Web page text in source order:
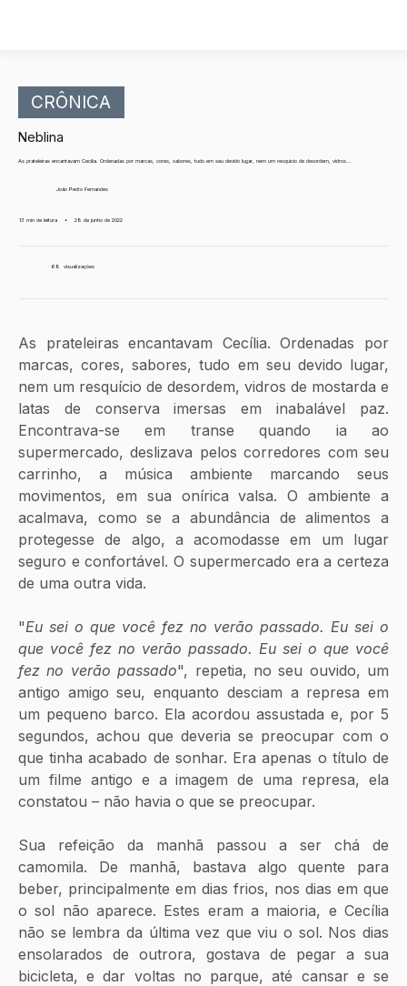
CRÔNICA
Neblina
As prateleiras encantavam Cecília. Ordenadas por marcas, cores, sabores, tudo em seu devido lugar, nem um resquício de desordem, vidros...
João Pedro Fernandes
13 min de leitura • 28 de junho de 2022
68 visualizações
As prateleiras encantavam Cecília. Ordenadas por
marcas, cores, sabores, tudo em seu devido lugar,
nem um resquício de desordem, vidros de mostarda e
latas de conserva imersas em inabalável paz.
Encontrava-se em transe quando ia ao
supermercado, deslizava pelos corredores com seu
carrinho, a música ambiente marcando seus
movimentos, em sua onírica valsa. O ambiente a
acalmava, como se a abundância de alimentos a
protegesse de algo, a acomodasse em um lugar
seguro e confortável. O supermercado era a certeza
de uma outra vida.
"Eu sei o que você fez no verão passado. Eu sei o
que você fez no verão passado. Eu sei o que você
fez no verão passado", repetia, no seu ouvido, um
antigo amigo seu, enquanto desciam a represa em
um pequeno barco. Ela acordou assustada e, por 5
segundos, achou que deveria se preocupar com o
que tinha acabado de sonhar. Era apenas o título de
um filme antigo e a imagem de uma represa, ela
constatou – não havia o que se preocupar.
Sua refeição da manhã passou a ser chá de
camomila. De manhã, bastava algo quente para
beber, principalmente em dias frios, nos dias em que
o sol não aparece. Estes eram a maioria, e Cecília
não se lembra da última vez que viu o sol. Nos dias
ensolarados de outrora, gostava de pegar a sua
bicicleta, e dar voltas no parque, até cansar e se